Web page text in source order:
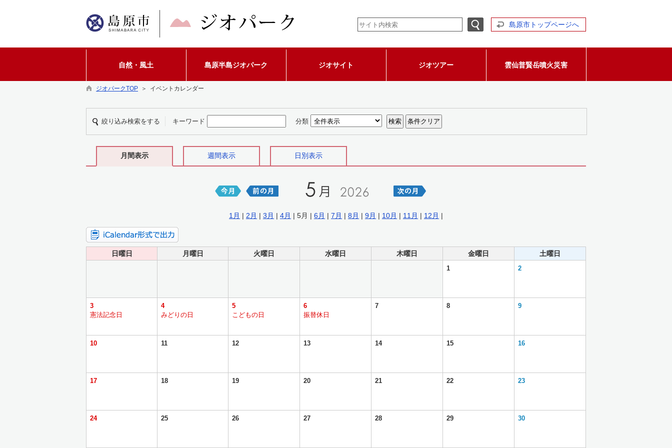
島原市トップページへ
自然・風土 島原半島ジオパーク ジオサイト ジオツアー 雲仙普賢岳噴火災害
ジオパークTOP ＞ イベントカレンダー
絞り込み検索をする キーワード 分類
月間表示 週間表示 日別表示
1月 | 2月 | 3月 | 4月 | 5月 | 6月 | 7月 | 8月 | 9月 | 10月 | 11月 | 12月 |
日曜日 月曜日 火曜日 水曜日 木曜日 金曜日 土曜日
1 2
3
憲法記念日
4
みどりの日
5
こどもの日
6
振替休日
7 8 9
10 11 12 13 14 15 16
17 18 19 20 21 22 23
24 25 26 27 28 29 30